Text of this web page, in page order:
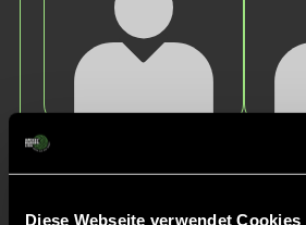
Diese Webseite verwendet Cookies
Sophia